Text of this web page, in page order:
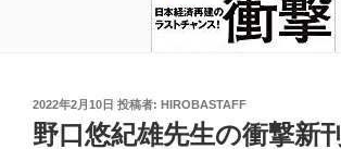
投
稿
日:
2022年2月10日 投稿者: HIROBASTAFF
野口悠紀雄先生の衝撃新刊